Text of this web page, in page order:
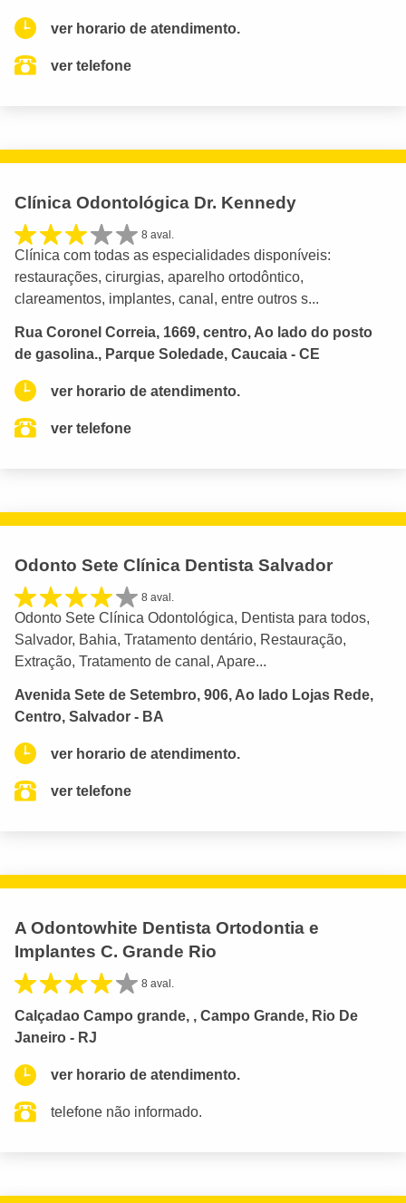
ver horario de atendimento.
ver telefone
Clínica Odontológica Dr. Kennedy
8 aval.
Clínica com todas as especialidades disponíveis:
restaurações, cirurgias, aparelho ortodôntico,
clareamentos, implantes, canal, entre outros s...
Rua Coronel Correia, 1669, centro, Ao lado do posto
de gasolina., Parque Soledade, Caucaia - CE
ver horario de atendimento.
ver telefone
Odonto Sete Clínica Dentista Salvador
8 aval.
Odonto Sete Clínica Odontológica, Dentista para todos,
Salvador, Bahia, Tratamento dentário, Restauração,
Extração, Tratamento de canal, Apare...
Avenida Sete de Setembro, 906, Ao lado Lojas Rede,
Centro, Salvador - BA
ver horario de atendimento.
ver telefone
A Odontowhite Dentista Ortodontia e
Implantes C. Grande Rio
8 aval.
Calçadao Campo grande, , Campo Grande, Rio De
Janeiro - RJ
ver horario de atendimento.
telefone não informado.